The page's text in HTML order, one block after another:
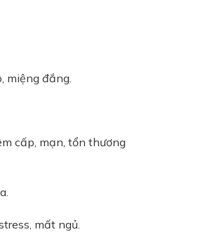
miệng đắng.
cấp, mạn, tổn thương
mất ngủ.